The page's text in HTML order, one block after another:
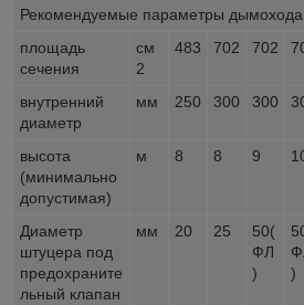
Рекомендуемые параметры дымохода
площадь
сечения
см
2
483 702 702
внутренний
диаметр
мм 250 300 300
высота
(минимально
допустимая)
м 8 8 9
Диаметр
штуцера под
предохраните
льный клапан
мм 20 25
50(
ФЛ
)
)